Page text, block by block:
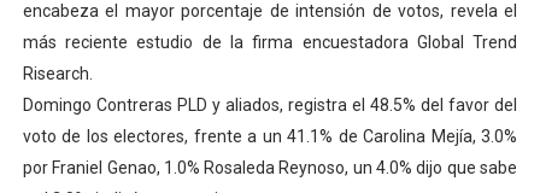
DIPLAN presenta logros significativos de gestión
encabeza el mayor porcentaje de intensión de votos, revela el
más reciente estudio de la firma encuestadora Global Trend
Risearch.
Domingo Contreras PLD y aliados, registra el 48.5% del favor del
voto de los electores, frente a un 41.1% de Carolina Mejía, 3.0%
por Franiel Genao, 1.0% Rosaleda Reynoso, un 4.0% dijo que sabe